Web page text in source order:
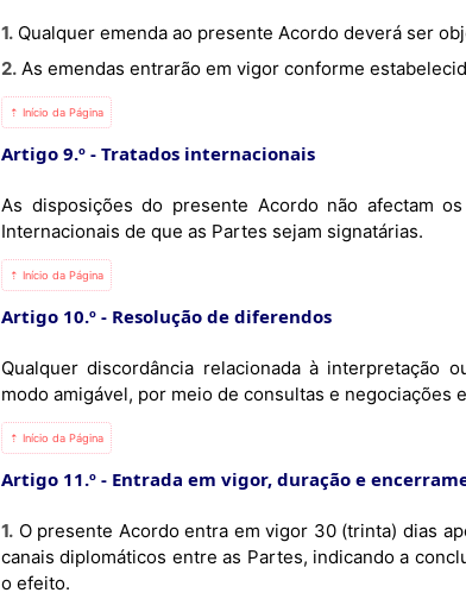
1. Qualquer emenda ao presente Acordo deverá ser
2. As emendas entrarão em vigor conforme
⇡ Início da Página
Artigo 9.º Tratados internacionais
As disposições do presente Acordo não afectam
Internacionais de que as Partes sejam signatárias.
⇡ Início da Página
Artigo 10.º Resolução de diferendos
Qualquer discordância relacionada à interpretação
modo amigável, por meio de consultas e negociações
⇡ Início da Página
Artigo 11.º Entrada em vigor, duração e
1. O presente Acordo entra em vigor 30 (trinta) dias após a recepção da última notificação escrita, trocada pelos
canais diplomáticos entre as Partes, indicando a
o efeito.